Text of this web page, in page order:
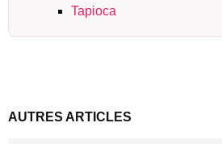
Tapioca
AUTRES ARTICLES